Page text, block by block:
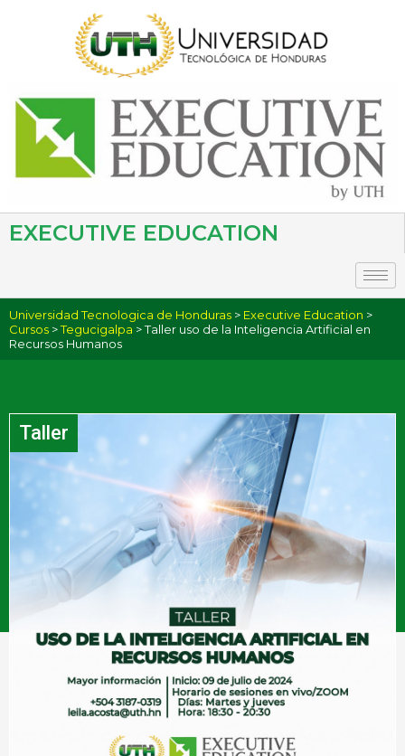
EXECUTIVE EDUCATION
Universidad Tecnologica de Honduras > Executive Education >
Cursos >Tegucigalpa > Taller uso de la Inteligencia Artificial en
Recursos Humanos
Taller